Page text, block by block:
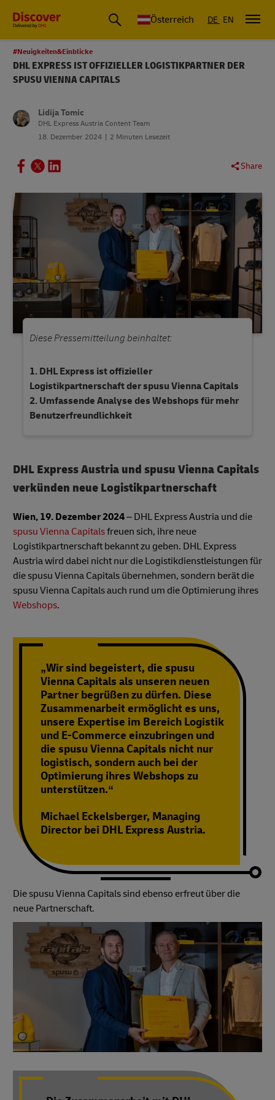
Österreich DE EN
#Neuigkeiten&Einblicke
DHL EXPRESS IST OFFIZIELLER LOGISTIKPARTNER DER
SPUSU VIENNA CAPITALS
Lidija Tomic
DHL Express Austria Content Team
18. Dezember 2024
2 Minuten Lesezeit
Share
Diese Pressemitteilung beinhaltet:
DHL Express ist offizieller
Logistikpartnerschaft der spusu Vienna Capitals
Umfassende Analyse des Webshops für mehr
Benutzerfreundlichkeit
DHL Express Austria und spusu Vienna Capitals
verkünden neue Logistikpartnerschaft
Wien, 19. Dezember 2024– DHL Express Austria und die
spusu Vienna Capitalsfreuen sich, ihre neue
Logistikpartnerschaft bekannt zu geben. DHL Express
Austria wird dabei nicht nur die Logistikdienstleistungen für
die spusu Vienna Capitals übernehmen, sondern berät die
spusu Vienna Capitals auch rund um die Optimierung ihres
Webshops.
„Wir sind begeistert, die spusu
Vienna Capitals als unseren neuen
Partner begrüßen zu dürfen. Diese
Zusammenarbeit ermöglicht es uns,
unsere Expertise im Bereich Logistik
und E-Commerce einzubringen und
die spusu Vienna Capitals nicht nur
logistisch, sondern auch bei der
Optimierung ihres Webshops zu
unterstützen.“
Michael Eckelsberger, Managing
Director bei DHL Express Austria.
Die spusu Vienna Capitals sind ebenso erfreut über die
neue Partnerschaft.